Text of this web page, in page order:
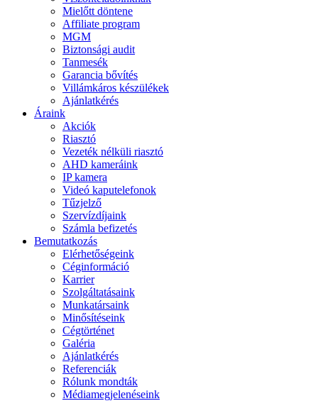
Mielőtt döntene
Affiliate program
MGM
Biztonsági audit
Tanmesék
Garancia bővítés
Villámkáros készülékek
Ajánlatkérés
Áraink
Akciók
Riasztó
Vezeték nélküli riasztó
AHD kameráink
IP kamera
Videó kaputelefonok
Tűzjelző
Szervízdíjaink
Számla befizetés
Bemutatkozás
Elérhetőségeink
Céginformáció
Karrier
Szolgáltatásaink
Munkatársaink
Minősítéseink
Cégtörténet
Galéria
Ajánlatkérés
Referenciák
Rólunk mondták
Médiamegjelenéseink